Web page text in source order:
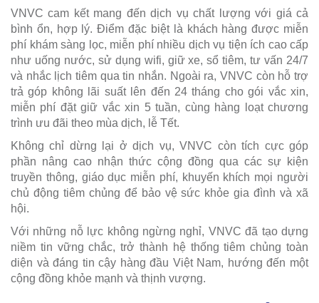
VNVC cam kết mang đến dịch vụ chất lượng với giá cả
bình ổn, hợp lý. Điểm đặc biệt là khách hàng được miễn
phí khám sàng lọc, miễn phí nhiều dịch vụ tiện ích cao cấp
như uống nước, sử dụng wifi, giữ xe, sổ tiêm, tư vấn 24/7
và nhắc lịch tiêm qua tin nhắn. Ngoài ra, VNVC còn hỗ trợ
trả góp không lãi suất lên đến 24 tháng cho gói vắc xin,
miễn phí đặt giữ vắc xin 5 tuần, cùng hàng loạt chương
trình ưu đãi theo mùa dịch, lễ Tết.
Không chỉ dừng lại ở dịch vụ, VNVC còn tích cực góp
phần nâng cao nhận thức cộng đồng qua các sự kiện
truyền thông, giáo dục miễn phí, khuyến khích mọi người
chủ động tiêm chủng để bảo vệ sức khỏe gia đình và xã
hội.
Với những nỗ lực không ngừng nghỉ, VNVC đã tạo dựng
niềm tin vững chắc, trở thành hệ thống tiêm chủng toàn
diện và đáng tin cậy hàng đầu Việt Nam, hướng đến một
cộng đồng khỏe mạnh và thịnh vượng.